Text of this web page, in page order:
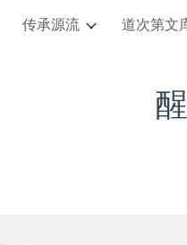
Skip to main
传承源流 道次第文